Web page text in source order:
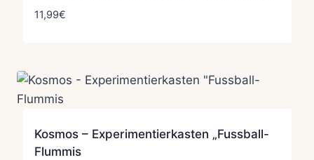
11,99€
Kosmos – Experimentierkasten „Fussball-
Flummis